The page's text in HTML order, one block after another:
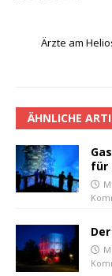
Ärzte am
ÄHNLICHE
für